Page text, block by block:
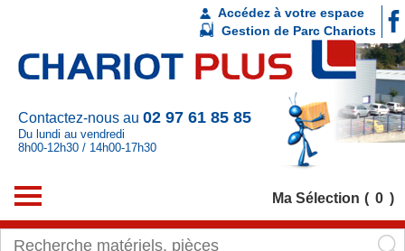
Contactez-nous au 02 97 61 85 85
Du lundi au vendredi
8h00-12h30 / 14h00-17h30
Accédez à votre espace
Gestion de Parc Chariots
Ma Sélection 0